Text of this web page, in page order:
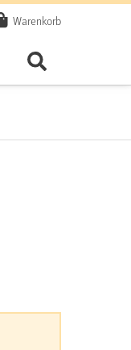
Warenkorb